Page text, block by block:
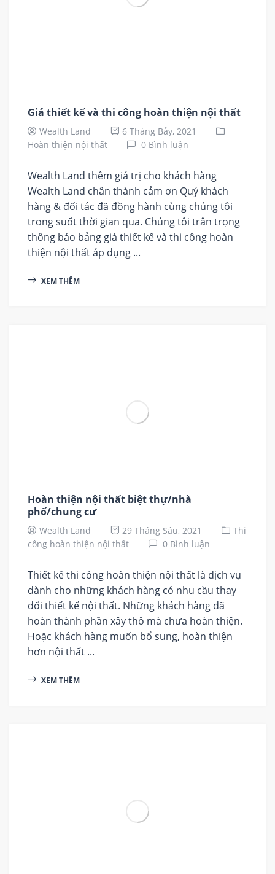
Giá thiết kế và thi công hoàn thiện nội thất
Wealth Land
6 Tháng Bảy, 2021
Hoàn thiện nội thất
0 Bình luận
Wealth Land thêm giá trị cho khách hàng
Wealth Land chân thành cảm ơn Quý khách
hàng & đối tác đã đồng hành cùng chúng tôi
trong suốt thời gian qua. Chúng tôi trân trọng
thông báo bảng giá thiết kế và thi công hoàn
thiện nội thất áp dụng ...
XEM THÊM
Hoàn thiện nội thất biệt thự/nhà
phố/chung cư
Wealth Land 29 Tháng Sáu, 2021
Thi
công hoàn thiện nội thất
0 Bình luận
Thiết kế thi công hoàn thiện nội thất là dịch vụ
dành cho những khách hàng có nhu cầu thay
đổi thiết kế nội thất. Những khách hàng đã
hoàn thành phần xây thô mà chưa hoàn thiện.
Hoặc khách hàng muốn bổ sung, hoàn thiện
hơn nội thất ...
XEM THÊM